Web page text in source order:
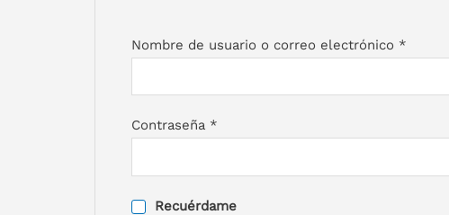
Nombre de usuario o correo electrónico *
Contraseña *
Recuérdame